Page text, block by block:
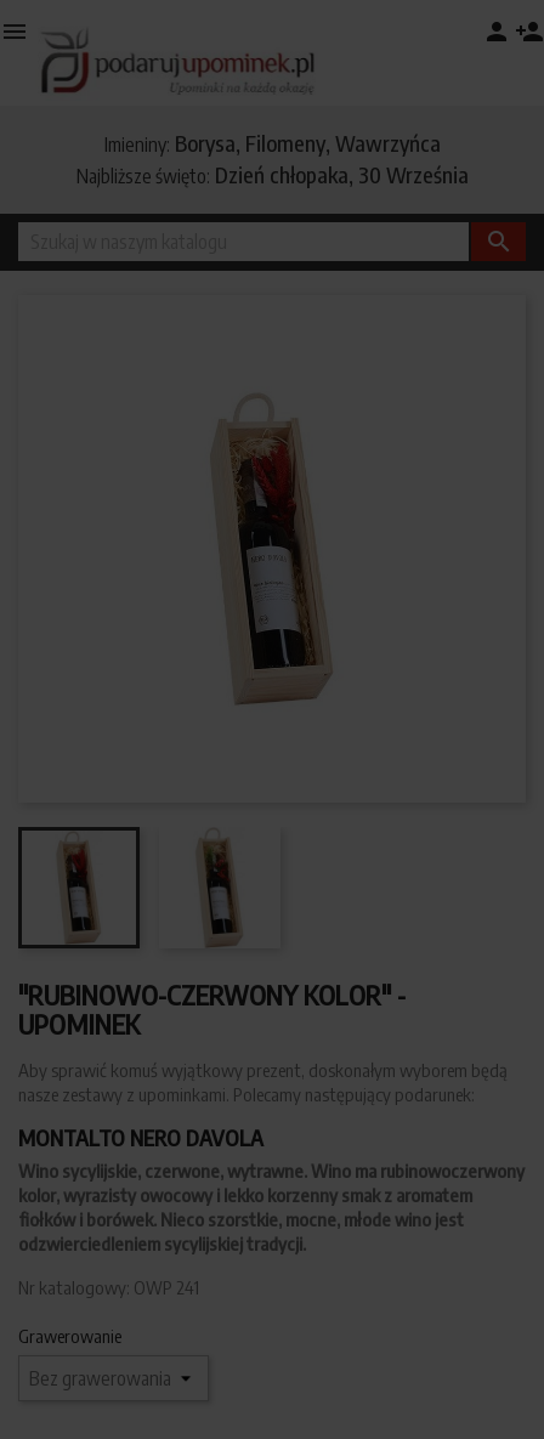
 person person_add
Imieniny: Borysa, Filomeny, Wawrzyńca
Najbliższe święto: Dzień chłopaka, 30 Września

"RUBINOWO-CZERWONY KOLOR" -
UPOMINEK
Aby sprawić komuś wyjątkowy prezent, doskonałym wyborem będą
nasze zestawy z upominkami. Polecamy następujący podarunek:
MONTALTO NERO DAVOLA
Wino sycylijskie, czerwone, wytrawne. Wino ma rubinowoczerwony
kolor, wyrazisty owocowy i lekko korzenny smak z aromatem
fiołków i borówek. Nieco szorstkie, mocne, młode wino jest
odzwierciedleniem sycylijskiej tradycji.
Nr katalogowy: OWP 241
Grawerowanie